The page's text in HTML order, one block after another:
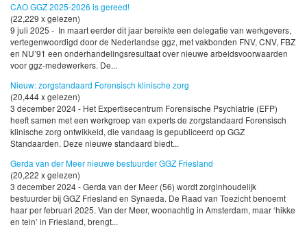
CAO GGZ 2025-2026 is gereed!
(22,229 x gelezen)
9 juli 2025 - In maart eerder dit jaar bereikte een delegatie van werkgevers,
vertegenwoordigd door de Nederlandse ggz, met vakbonden FNV, CNV, FBZ
en NU’91 een onderhandelingsresultaat over nieuwe arbeidsvoorwaarden
voor ggz-medewerkers. De...
Nieuw: zorgstandaard Forensisch klinische zorg
(20,444 x gelezen)
3 december 2024 - Het Expertisecentrum Forensische Psychiatrie (EFP)
heeft samen met een werkgroep van experts de zorgstandaard Forensisch
klinische zorg ontwikkeld, die vandaag is gepubliceerd op GGZ
Standaarden. Deze nieuwe standaard biedt...
Gerda van der Meer nieuwe bestuurder GGZ Friesland
(20,222 x gelezen)
3 december 2024 - Gerda van der Meer (56) wordt zorginhoudelijk
bestuurder bij GGZ Friesland en Synaeda. De Raad van Toezicht benoemt
haar per februari 2025. Van der Meer, woonachtig in Amsterdam, maar ‘hikke
en tein’ in Friesland, brengt...